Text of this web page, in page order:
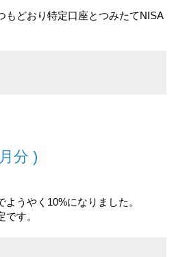
もどおり特定口座とつみたてNISA
分 )
うやく10%になりました。
す。